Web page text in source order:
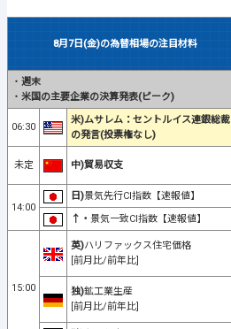
8月7日(金)の為替相場の注目材料
・ 週末
・ 米国の主要企業の決算発表(ピーク)
06:30
米)ムサレム：セントルイス連銀総裁
の発言(投票権なし)
未定 中)貿易収支
14:00
日)景気先行CI指数【速報値】
↑・ 景気一致CI指数【速報値】
15:00
英)ハリファックス住宅価格
[前月比/前年比]
独)鉱工業生産
[前月比/前年比]